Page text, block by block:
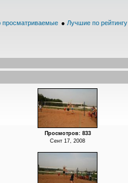
просматриваемые ● Лучшие по рейтингу
Просмотров: 833
Сент 17, 2008